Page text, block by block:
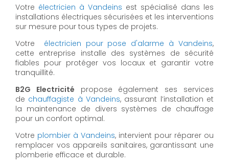
Votre électricien à Vandeins est spécialisé dans les
installations électriques sécurisées et les interventions
sur mesure pour tous types de projets.
Votre électricien pour pose d'alarme à Vandeins,
cette entreprise installe des systèmes de sécurité
fiables pour protéger vos locaux et garantir votre
tranquillité.
B2G Electricité propose également ses services
de chauffagiste à Vandeins, assurant l’installation et
la maintenance de divers systèmes de chauffage
pour un confort optimal.
Votre plombier à Vandeins, intervient pour réparer ou
remplacer vos appareils sanitaires, garantissant une
plomberie efficace et durable.